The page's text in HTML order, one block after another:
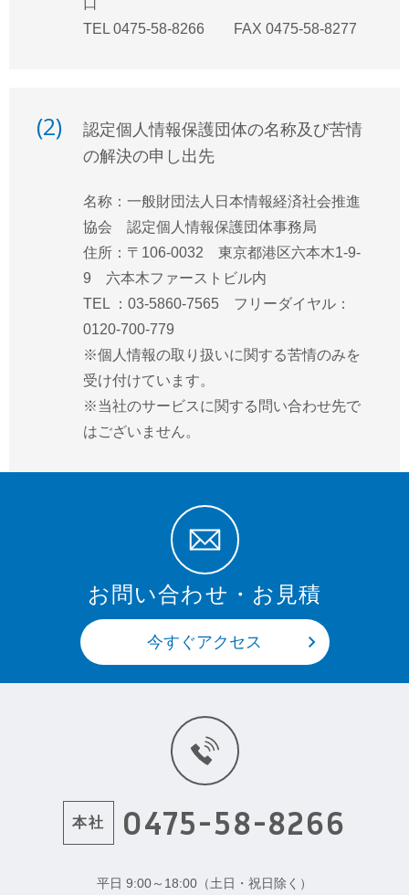
口
TEL 0475-58-8266 FAX 0475-58-8277
(2)
認定個人情報保護団体の名称及び苦情
の解決の申し出先
名称：一般財団法人日本情報経済社会推進
協会 認定個人情報保護団体事務局
住所：〒106-0032 東京都港区六本木1-9-
9 六本木ファーストビル内
TEL ：03-5860-7565 フリーダイヤル：
0120-700-779
※個人情報の取り扱いに関する苦情のみを
受け付けています。
※当社のサービスに関する問い合わせ先で
はございません。
お問い合わせ・お見積
今すぐアクセス
本社 0475-58-8266
平日 9:00～18:00（土日・祝日除く）